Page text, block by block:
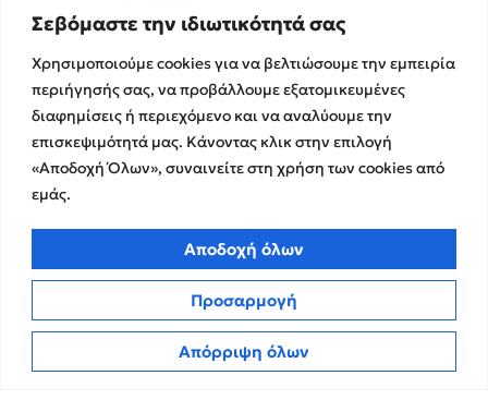
Σεβόμαστε την ιδιωτικότητά σας
Χρησιμοποιούμε cookies για να βελτιώσουμε την εμπειρία
περιήγησής σας, να προβάλλουμε εξατομικευμένες
διαφημίσεις ή περιεχόμενο και να αναλύουμε την
επισκεψιμότητά μας. Κάνοντας κλικ στην επιλογή
«Αποδοχή Όλων», συναινείτε στη χρήση των cookies από
εμάς.
Προσαρμογή
Απόρριψη όλων
Αποδοχή όλων
Υπηρεσίες Ελέγχου &
Χρηματοικοικονομικές &
Συμβουλευτικές Υπηρεσίες
Σχετικά με εμάς
Ο Όμιλος
Η Ομάδα μας
Ευκαιρίες Καριέρας
Στρατηγικές Συνεργασίες